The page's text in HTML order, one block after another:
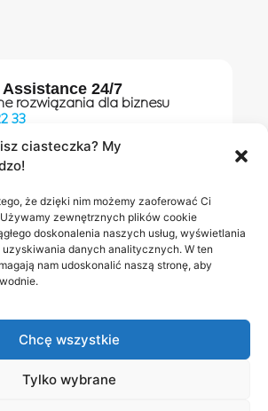
ciasteczka? My
że dzięki nim możemy zaoferować Ci
zewnętrznych plików cookie
doskonalenia naszych usług, wyświetlania
danych analitycznych. W ten
nam udoskonalić naszą stronę, aby
Chcę wszystkie
Tylko wybrane
24/7
rozwiązania dla biznesu
33
Napisz do